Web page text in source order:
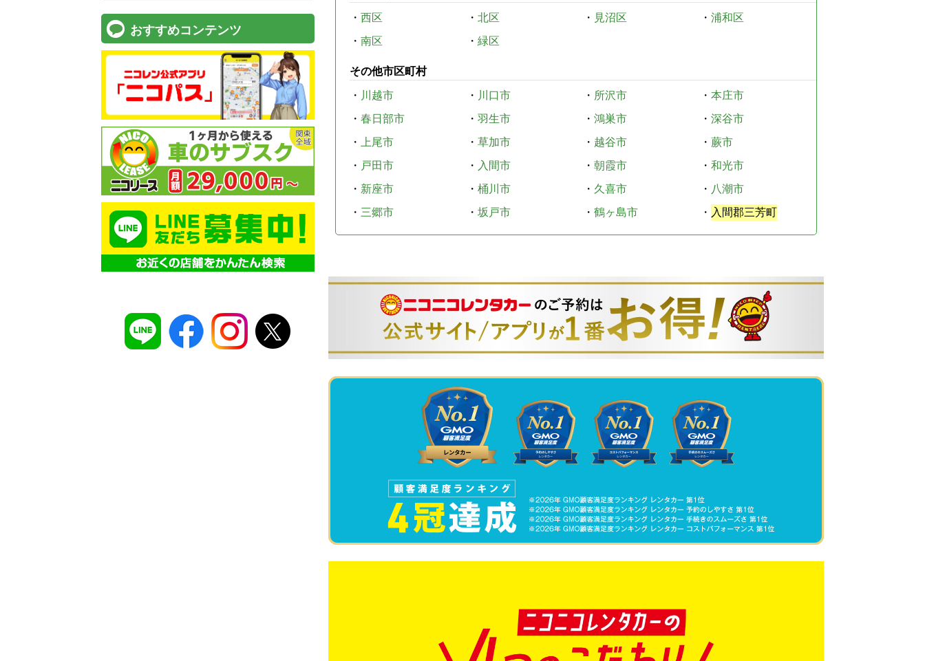
・ 西区 ・ 北区 ・ 見沼区 ・ 浦和区
・ 南区 ・ 緑区
その他市区町村
・ 川越市 ・ 川口市 ・ 所沢市 ・ 本庄市
・ 春日部市 ・ 羽生市 ・ 鴻巣市 ・ 深谷市
・
上尾市 ・ 草加市 ・ 越谷市 ・ 蕨市
・ 戸田市 ・ 入間市 ・ 朝霞市 ・ 和光市
・ 新座市 ・ 桶川市 ・ 久喜市 ・ 八潮市
・ 三郷市 ・ 坂戸市 ・ 鶴ヶ島市 ・ 入間郡三芳町
おすすめコンテンツ